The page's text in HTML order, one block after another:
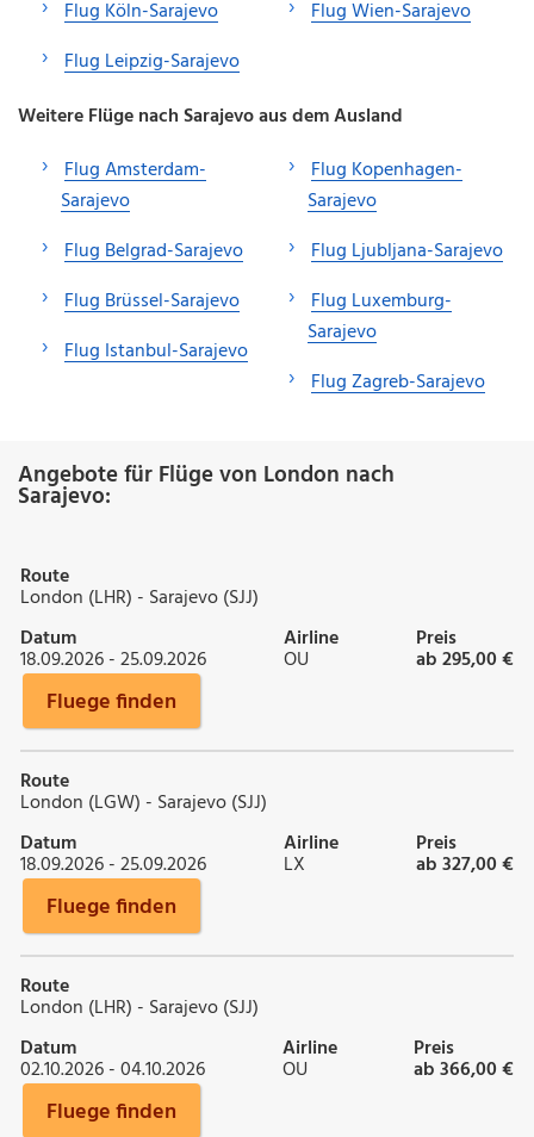
Flug Köln-Sarajevo
Flug Leipzig-Sarajevo
Flug Wien-Sarajevo
Weitere Flüge nach Sarajevo aus dem Ausland
Flug Amsterdam-
Sarajevo
Flug Belgrad-Sarajevo
Flug Brüssel-Sarajevo
Flug Istanbul-Sarajevo
Flug Kopenhagen-
Sarajevo
Flug Ljubljana-Sarajevo
Flug Luxemburg-
Sarajevo
Flug Zagreb-Sarajevo
Angebote für Flüge von London nach
Sarajevo:
Route
London (LHR) - Sarajevo (SJJ)
Datum
18.09.2026 - 25.09.2026
Airline
OU
Preis
ab 295,00 €
Fluege finden
Route
London (LGW) - Sarajevo (SJJ)
Datum
18.09.2026 - 25.09.2026
Airline
LX
Preis
ab 327,00 €
Fluege finden
Route
London (LHR) - Sarajevo (SJJ)
Datum
02.10.2026 - 04.10.2026
Airline
OU
Preis
ab 366,00 €
Fluege finden